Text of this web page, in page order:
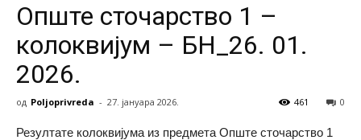
Опште сточарство 1 –
колоквијум – БН_26. 01.
2026.
од Poljoprivreda - 27. јануара 2026. 0
461
Резултате колоквијума из предмета Опште сточарство 1